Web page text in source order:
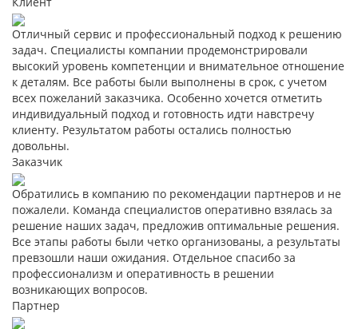
Отличный сервис и профессиональный подход к решению
задач. Специалисты компании продемонстрировали
высокий уровень компетенции и внимательное отношение
к деталям. Все работы были выполнены в срок, с учетом
всех пожеланий заказчика. Особенно хочется отметить
индивидуальный подход и готовность идти навстречу
клиенту. Результатом работы остались полностью
довольны.
Заказчик
Обратились в компанию по рекомендации партнеров и не
пожалели. Команда специалистов оперативно взялась за
решение наших задач, предложив оптимальные решения.
Все этапы работы были четко организованы, а результаты
превзошли наши ожидания. Отдельное спасибо за
профессионализм и оперативность в решении
возникающих вопросов.
Партнер